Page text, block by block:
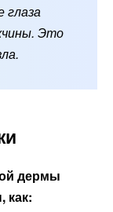
глаза
Это
дермы
как: